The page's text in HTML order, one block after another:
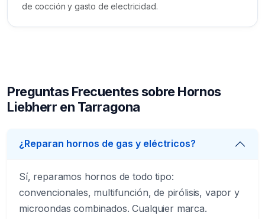
de cocción y gasto de electricidad.
Preguntas Frecuentes sobre Hornos
Liebherr en Tarragona
¿Reparan hornos de gas y eléctricos?
Sí, reparamos hornos de todo tipo:
convencionales, multifunción, de pirólisis, vapor y
microondas combinados. Cualquier marca.